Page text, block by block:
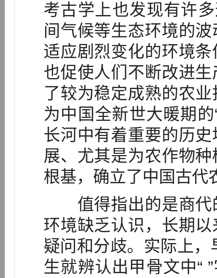
考古学上也发现有许
间气候等生态环境的
适应剧烈变化的环境
也促使人们不断改进
了较为稳定成熟的农
为中国全新世大暖期
长河中有着重要的历
展、尤其是为农作物
根基，确立了中国古代
值得指出的是商代
环境缺乏认识，长期
疑问和分歧。实际上
生就辨认出甲骨文中“